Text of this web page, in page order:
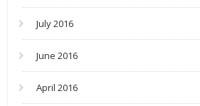
July 2016
June 2016
April 2016